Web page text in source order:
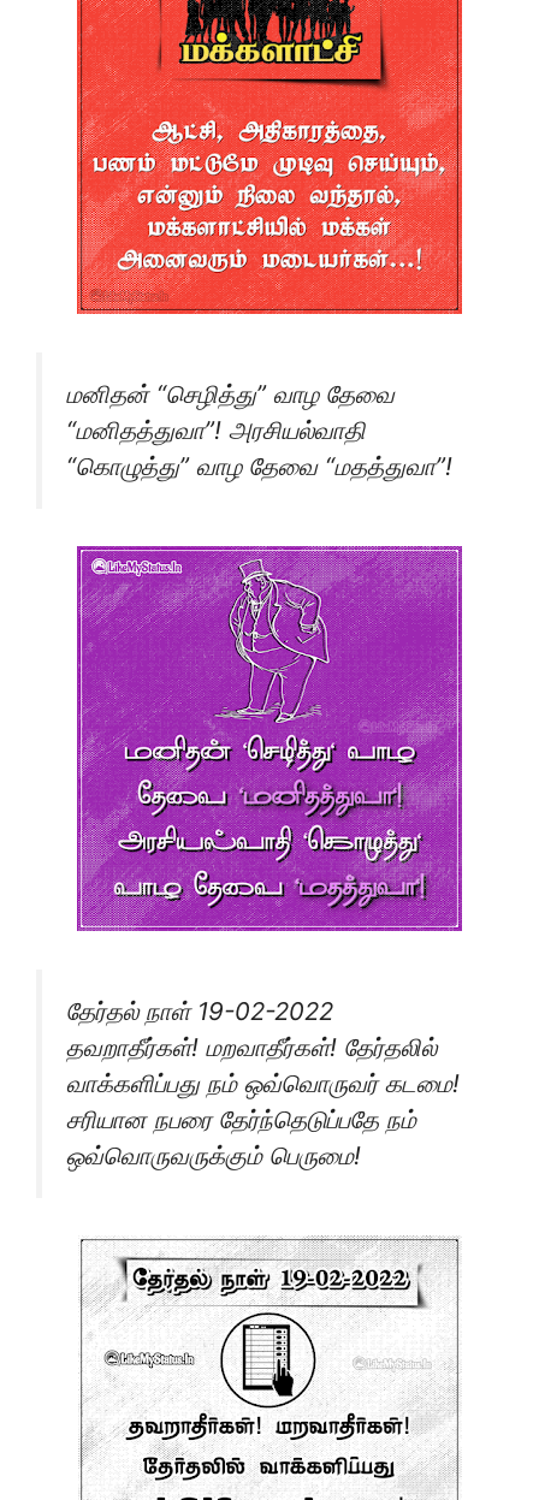
மனிதன் “செழித்து” வாழ தேவை
“மனிதத்துவா”! அரசியல்வாதி
“கொழுத்து” வாழ தேவை “மதத்துவா”!
தேர்தல் நாள் 19-02-2022
தவறாதீர்கள்! மறவாதீர்கள்! தேர்தலில்
வாக்களிப்பது நம் ஒவ்வொருவர் கடமை!
சரியான நபரை தேர்ந்தெடுப்பதே நம்
ஒவ்வொருவருக்கும் பெருமை!